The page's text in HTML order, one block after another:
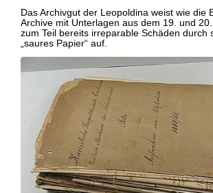
Das Archivgut der Leopoldina weist wie die
Archive mit Unterlagen aus dem 19. und
zum Teil bereits irreparable Schäden durch
„saures Papier“ auf.